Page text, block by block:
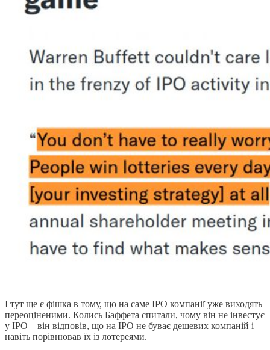
І тут ще є фішка в тому, що на саме IPO компанії уже виходять
переоціненими. Колись Баффета спитали, чому він не інвестує
у IPO – він відповів, що на IPO не буває дешевих компаній і
навіть порівнював їх із лотереями.